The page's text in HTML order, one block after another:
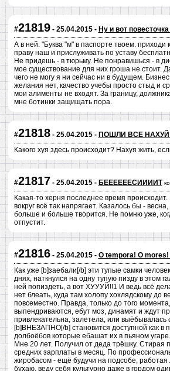
#21819- 25.04.2015 - Ну и вот
А в ней: "Буква "м" в паспорте твоем.
праву наш и прислуживать по уставу
Не придешь - в тюрьму. Не понравишься - в
мое существование для них гроша не стоит.
чего не могу я ни сейчас ни в будущем.
желания нет, качество учебы просто стыд и
мои алименты не входят. За границу,
мне ботинки защищать пора.
#21818- 25.04.2015 - ПОШЛИ ВСЕ
Какого хуя здесь происходит? Нахуя жить,
#21817 - 25.04.2015 - БЕЕЕЕЕЕСИИИИТ
Какая-то херня последнее время
вокруг всё так напрягает. Казалось бы -
больше и больше творится. Не помню уже,
отпустит.
#21816- 25.04.2015 - O tempora! O
Как уже [b]заебали[/b] эти тупые самки
днях, наткнулся на одну тупую пизду в этом
ней попиздеть, а вот ХУУУЙ!!1 И ведь всё
нет блеать, куда там холопу хохлядскому
повсеместно. Правда, только до того
выпендриваются, ебут моз, динамят и ждут
привлекательна, залетела, или
[b]ВНЕЗАПНО[/b] становится доступной как в
долбоёбов которые ебашат их в пьяном угаре.
Мне 20 лет. Получил от деда трёшку. Стирая
средних зарплаты в месяц. По
жиробасом - ещё будучи на подсобе,
бухаю, веду себя культурно даже в гордом